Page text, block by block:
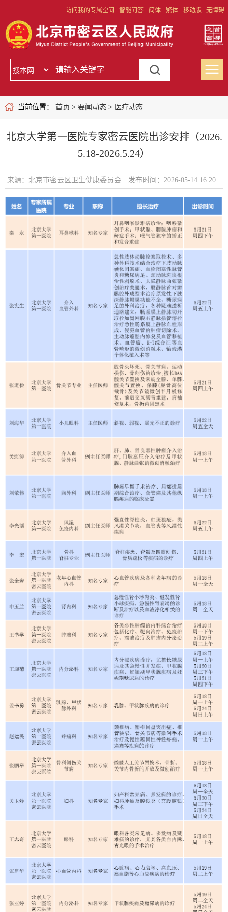
访问我的专属空间 智能问答 简体 繁体 移动版 无障碍
当前位置： 首页 > 要闻动态> 医疗动态
北京大学第一医院专家密云医院出诊安排（2026.
5.18-2026.5.24）
来源：北京市密云区卫生健康委员会 发布时间：2026-05-14 16:20